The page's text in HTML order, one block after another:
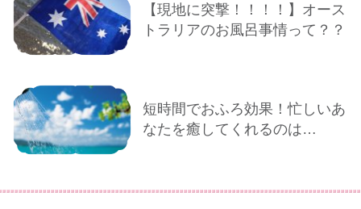
【現地に突撃！！！！】オース
トラリアのお風呂事情って？？
短時間でおふろ効果！忙しいあ
なたを癒してくれるのは…